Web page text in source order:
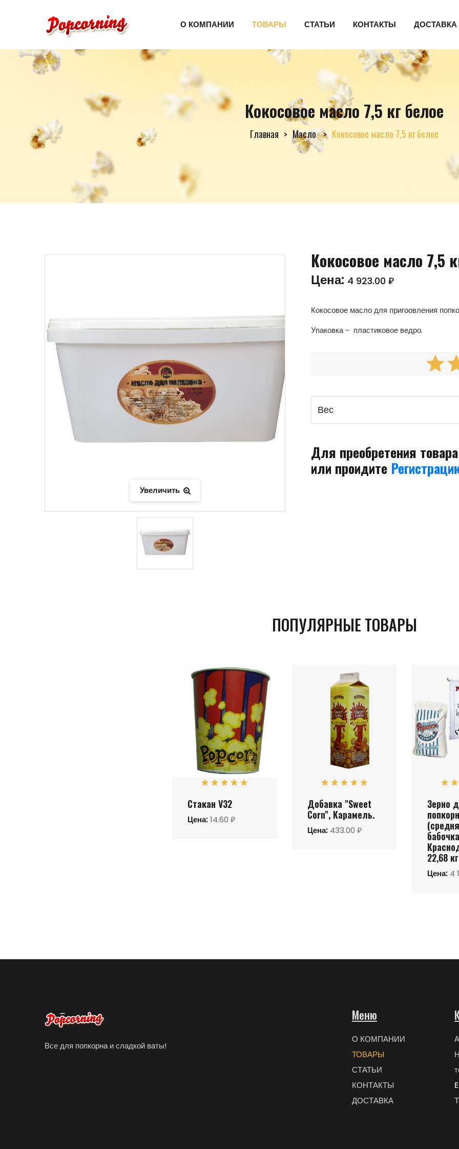
О КОМПАНИИ ТОВАРЫ СТАТЬИ КОНТАКТЫ ДОСТАВКА
Кокосовое масло 7,5 кг белое
Главная Масло Кокосовое масло 7,5 кг белое
Увеличить
Кокосовое масло 7,5
Цена: 4 923.00 ₽
Кокосовое масло для пригоовления
Упаковка - пластиковое ведро.
Вес
Для преобретения
или проидите
ПОПУЛЯРНЫЕ ТОВАРЫ
Стакан V32
Цена:14.60 ₽
Добавка "Sweet
Corn", Карамель.
Цена: 433.00 ₽
Зерно
22,68
Цена: 4
Все для попкорна и сладкой ваты!
Меню
О КОМПАНИИ
ТОВАРЫ
СТАТЬИ
КОНТАКТЫ
ДОСТАВКА